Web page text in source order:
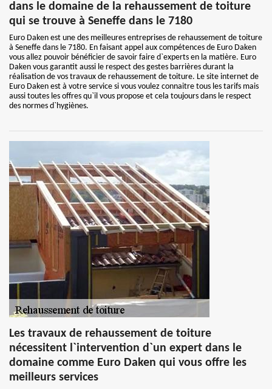
dans le domaine de la rehaussement de toiture
qui se trouve à Seneffe dans le 7180
Euro Daken est une des meilleures entreprises de rehaussement de toiture
à Seneffe dans le 7180. En faisant appel aux compétences de Euro Daken
vous allez pouvoir bénéficier de savoir faire d`experts en la matière. Euro
Daken vous garantit aussi le respect des gestes barrières durant la
réalisation de vos travaux de rehaussement de toiture. Le site internet de
Euro Daken est à votre service si vous voulez connaitre tous les tarifs mais
aussi toutes les offres qu`il vous propose et cela toujours dans le respect
des normes d`hygiènes.
Les travaux de rehaussement de toiture
nécessitent l`intervention d`un expert dans le
domaine comme Euro Daken qui vous offre les
meilleurs services